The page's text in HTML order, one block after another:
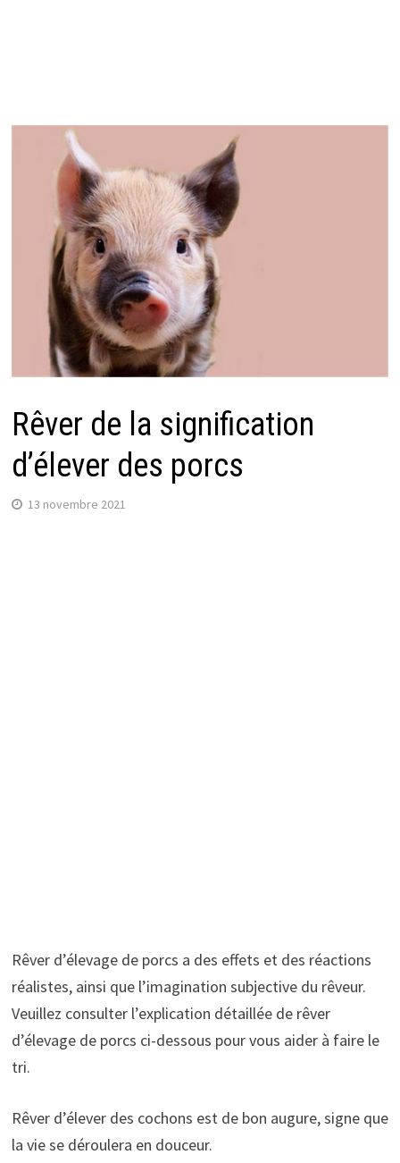
Rêver de la signification
d’élever des porcs
13 novembre 2021
Rêver d’élevage de porcs a des effets et des réactions
réalistes, ainsi que l’imagination subjective du rêveur.
Veuillez consulter l’explication détaillée de rêver
d’élevage de porcs ci-dessous pour vous aider à faire le
tri.
Rêver d’élever des cochons est de bon augure, signe que
la vie se déroulera en douceur.